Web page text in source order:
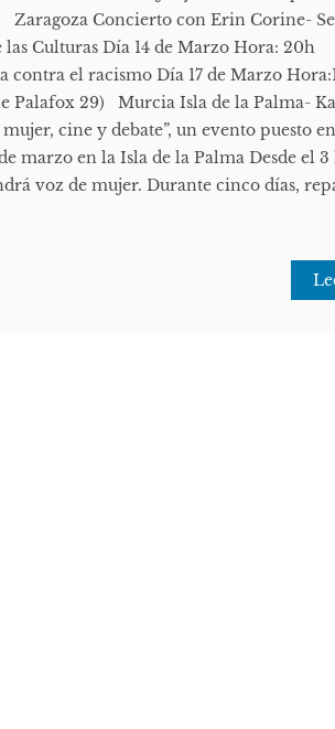
Zaragoza Concierto con Erin Corine-
las Culturas Día 14 de Marzo Hora:
contra el racismo Día 17 de Marzo
Palafox 29) Murcia Isla de la Palma-
cine y debate”, un evento puesto
marzo en la Isla de la Palma Desde el 3
voz de mujer. Durante cinco días,